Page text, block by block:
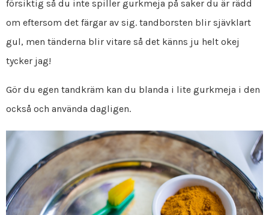
försiktig så du inte spiller gurkmeja på saker du är rädd
om eftersom det färgar av sig. tandborsten blir sjävklart
gul, men tänderna blir vitare så det känns ju helt okej
tycker jag!
Gör du egen tandkräm kan du blanda i lite gurkmeja i den
också och använda dagligen.